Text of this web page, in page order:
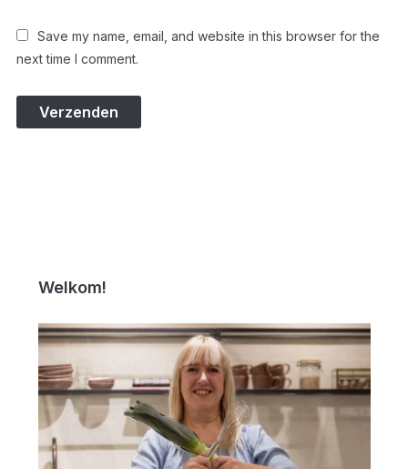
Save my name, email, and website in this browser for the
next time I comment.
Welkom!